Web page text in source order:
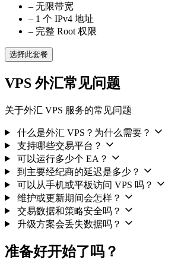
– 无限带宽
– 1 个 IPv4 地址
– 完整 Root 权限
选择此套餐
VPS 外汇常见问题
关于外汇 VPS 服务的常见问题
什么是外汇 VPS？为什么需要？
支持哪些交易平台？
可以运行多少个 EA？
到主要经纪商的延迟是多少？
可以从手机或平板访问 VPS 吗？
维护或更新期间会怎样？
交易数据和策略安全吗？
升级方案会丢失数据吗？
准备好开始了吗？